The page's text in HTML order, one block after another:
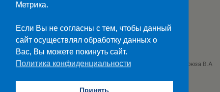
Министерство науки и высшего образования>>
Госуслуги>>
ГБПОУ "Ставропольский колледж связи им. Героя Советского Союза В.А.
Метрика.
Если Вы не согласны с тем, чтобы данный
сайт осуществлял обработку данных о
Вас, Вы можете покинуть сайт.
Политика конфиденциальности
Принять